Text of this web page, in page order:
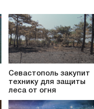
Севастополь закупит
технику для защиты
леса от огня